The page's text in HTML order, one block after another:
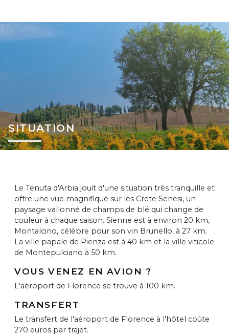
SITUATION
Le Tenuta d'Arbia jouit d'une situation très tranquille et
offre une vue magnifique sur les Crete Senesi, un
paysage vallonné de champs de blé qui change de
couleur à chaque saison. Sienne est à environ 20 km,
Montalcino, célèbre pour son vin Brunello, à 27 km.
La ville papale de Pienza est à 40 km et la ville viticole
de Montepulciano à 50 km.
VOUS VENEZ EN AVION ?
L'aéroport de Florence se trouve à 100 km.
TRANSFERT
Le transfert de l'aéroport de Florence à l'hôtel coûte
270 euros par trajet.